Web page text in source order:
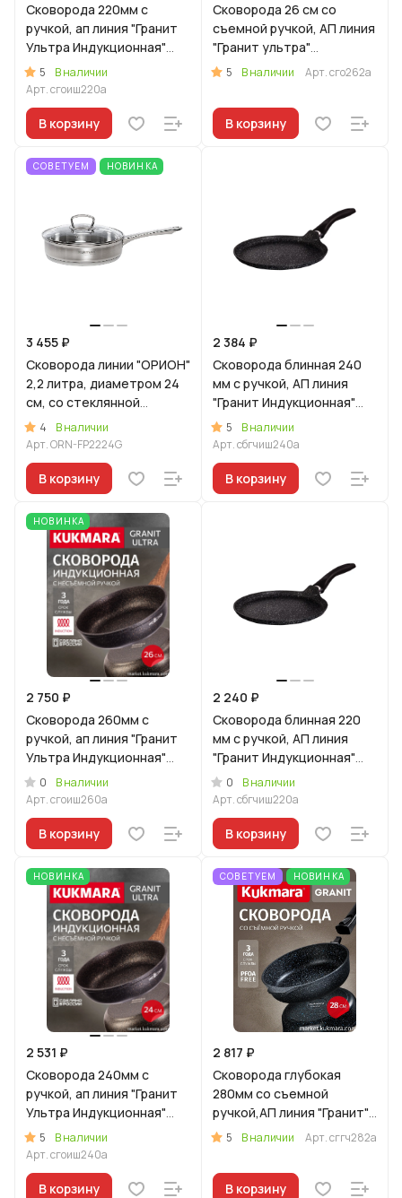
Сковорода 220мм с
ручкой, ап линия "Гранит
Ультра Индукционная"
(оригинальный)
5
В наличии
Арт.сгоиш220а
В корзину
Сковорода 26 см со
съемной ручкой, АП линия
"Гранит ультра"
(Оригинальный)
5 В наличии Арт.сго262а
В корзину
СОВЕТУЕМ НОВИНКА
3 455 ₽
Сковорода линии "ОРИОН"
2,2 литра, диаметром 24
см, со стеклянной
крышкой
4
В наличии
Арт.ORN-FP2224G
В корзину
2 384 ₽
Сковорода блинная 240
мм с ручкой, АП линия
"Гранит Индукционная"
(черный)
5
В наличии
Арт.сбгчиш240а
В корзину
НОВИНКА
2 750 ₽
Сковорода 260мм с
ручкой, ап линия "Гранит
Ультра Индукционная"
(оригинальный)
0
В наличии
Арт.сгоиш260а
В корзину
2 240 ₽
Сковорода блинная 220
мм с ручкой, АП линия
"Гранит Индукционная"
(черный)
0
В наличии
Арт.сбгчиш220а
В корзину
НОВИНКА
2 531 ₽
Сковорода 240мм с
ручкой, ап линия "Гранит
Ультра Индукционная"
(оригинальный)
5
В наличии
Арт.сгоиш240а
В корзину
СОВЕТУЕМ НОВИНКА
2 817 ₽
Сковорода глубокая
280мм со съемной
ручкой,АП линия "Гранит"
(черный)
5 В наличии Арт.сггч282а
В корзину